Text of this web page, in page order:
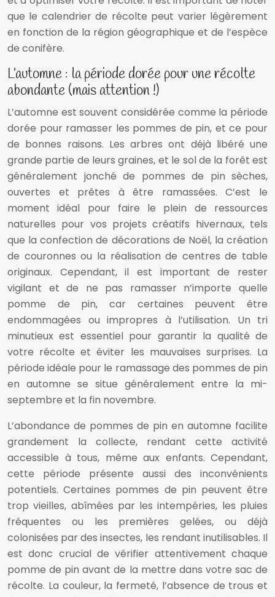
que le calendrier de récolte peut varier légèrement
en fonction de la région géographique et de l’espèce
de conifère.
L’automne : la période dorée pour une récolte
abondante (mais attention !)
L’automne est souvent considérée comme la période
dorée pour ramasser les pommes de pin, et ce pour
de bonnes raisons. Les arbres ont déjà libéré une
grande partie de leurs graines, et le sol de la forêt est
généralement jonché de pommes de pin sèches,
ouvertes et prêtes à être ramassées. C’est le
moment idéal pour faire le plein de ressources
naturelles pour vos projets créatifs hivernaux, tels
que la confection de décorations de Noël, la création
de couronnes ou la réalisation de centres de table
originaux. Cependant, il est important de rester
vigilant et de ne pas ramasser n’importe quelle
pomme de pin, car certaines peuvent être
endommagées ou impropres à l’utilisation. Un tri
minutieux est essentiel pour garantir la qualité de
votre récolte et éviter les mauvaises surprises. La
période idéale pour le ramassage des pommes de pin
en automne se situe généralement entre la mi-
septembre et la fin novembre.
L’abondance de pommes de pin en automne facilite
grandement la collecte, rendant cette activité
accessible à tous, même aux enfants. Cependant,
cette période présente aussi des inconvénients
potentiels. Certaines pommes de pin peuvent être
trop vieilles, abîmées par les intempéries, les pluies
fréquentes ou les premières gelées, ou déjà
colonisées par des insectes, les rendant inutilisables. Il
est donc crucial de vérifier attentivement chaque
pomme de pin avant de la mettre dans votre sac de
récolte. La couleur, la fermeté, l’absence de trous et